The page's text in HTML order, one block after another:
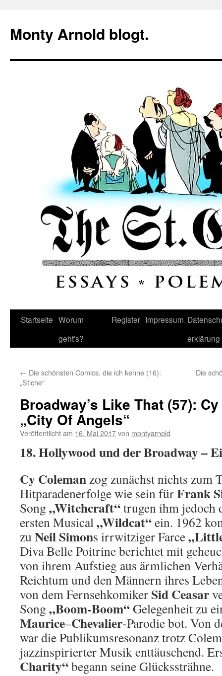
springen
Monty Arnold blogt.
Startseite Worum
geht’s?
Register Impressum
erklärung
← Die schönsten Comics, die ich kenne (16):
„Stiche“
Die
Broadway’s Like That (57):
„City Of Angels“
Veröffentlicht am 16. Mai 2017von montyarnold
18. Hollywood und der Broadway –
Cy Colemanzog zunächst nichts zum
Hitparadenerfolge wie sein fürFrank
Song „Witchcraft“trugen ihm jedoch
ersten Musical„Wildcat“ein. 1962
zu Neil Simons irrwitziger Farce
Diva Belle Poitrine berichtet mit
von ihrem Aufstieg aus ärmlichen
Reichtum und den Männern ihres
von dem Fernsehkomiker Sid Ceasar
Song „Boom-Boom“Gelegenheit zu
Maurice–Chevalier-Parodie bot. Von
war die Publikumsresonanz trotz
jazzinspirierter Musik enttäuschend.
Charity“begann seine Glückssträhne.